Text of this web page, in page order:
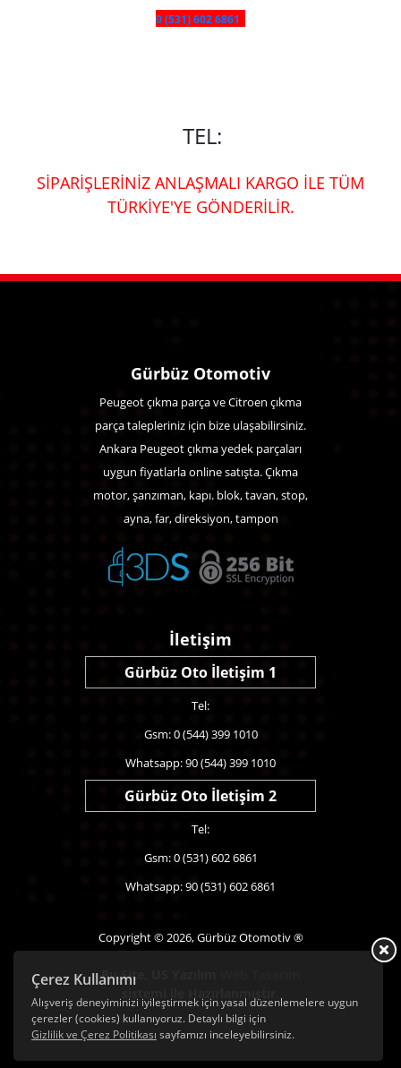
0 (531) 602 6861
TEL:
SİPARİŞLERİNİZ ANLAŞMALI KARGO İLE TÜM
TÜRKİYE'YE GÖNDERİLİR.
Çerez Kullanımı
Alışveriş deneyiminizi iyileştirmek için yasal düzenlemelere uygun
çerezler (cookies) kullanıyoruz. Detaylı bilgi için
Gizlilik ve Çerez Politikası sayfamızı inceleyebilirsiniz.
Gürbüz Otomotiv
Peugeot çıkma parça ve Citroen çıkma
parça talepleriniz için bize ulaşabilirsiniz.
Ankara Peugeot çıkma yedek parçaları
uygun fiyatlarla online satışta. Çıkma
motor, şanzıman, kapı. blok, tavan, stop,
ayna, far, direksiyon, tampon
İletişim
Gürbüz Oto İletişim 1
Tel:
Gsm: 0 (544) 399 1010
Whatsapp: 90 (544) 399 1010
Gürbüz Oto İletişim 2
Tel:
Gsm: 0 (531) 602 6861
Whatsapp: 90 (531) 602 6861
Copyright © 2026, Gürbüz Otomotiv ®
Bu Site,